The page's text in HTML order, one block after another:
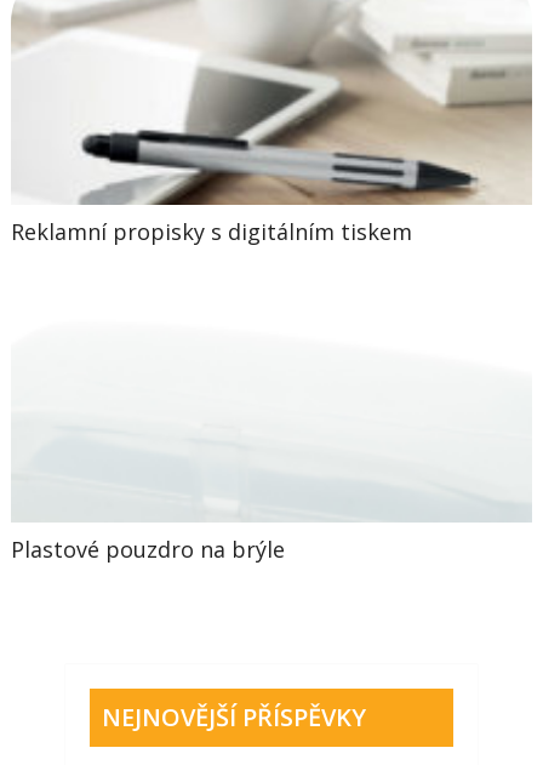
Reklamní propisky s digitálním tiskem
Plastové pouzdro na brýle
NEJNOVĚJŠÍ PŘÍSPĚVKY